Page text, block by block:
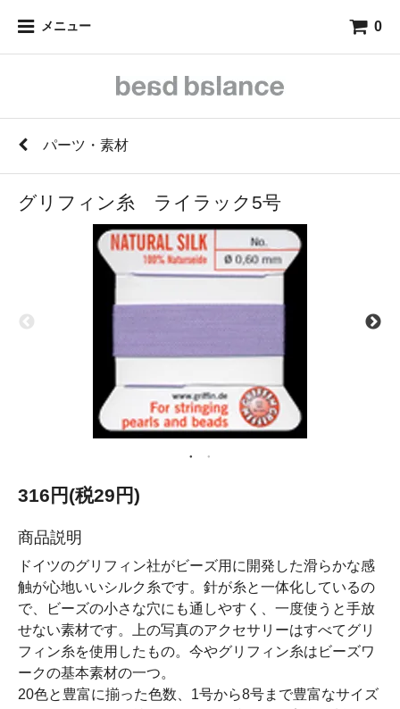
メニュー 0
パーツ・素材
グリフィン糸 ライラック5号
316円(税29円)
商品説明
ドイツのグリフィン社がビーズ用に開発した滑らかな感
触が心地いいシルク糸です。針が糸と一体化しているの
で、ビーズの小さな穴にも通しやすく、一度使うと手放
せない素材です。上の写真のアクセサリーはすべてグリ
フィン糸を使用したもの。今やグリフィン糸はビーズワ
ークの基本素材の一つ。
20色と豊富に揃った色数、1号から8号まで豊富なサイズ